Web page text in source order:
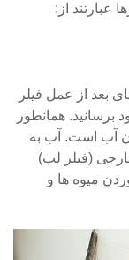
عبارتند از:
بعد از عمل فیلر
برسانید. همانطور
آب است. آب به
(فیلر لب)
میوه ها و